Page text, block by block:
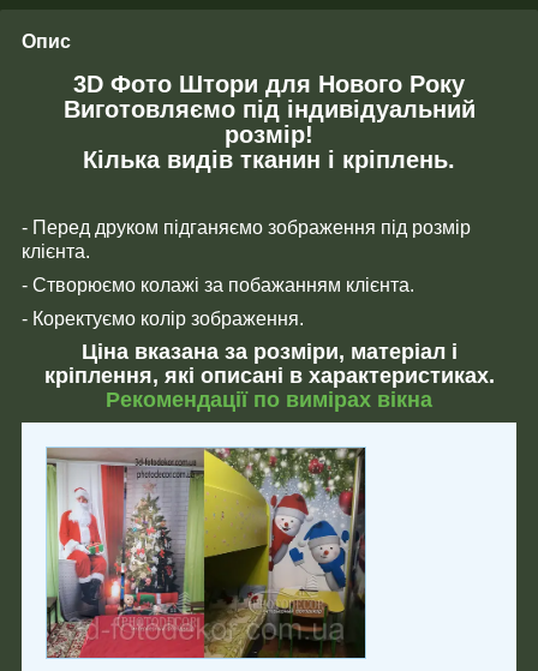
Опис
3D Фото Штори для Нового Року
Виготовляємо під індивідуальний
розмір!
Кілька видів тканин і кріплень.
- Перед друком підганяємо зображення під розмір
клієнта.
- Створюємо колажі за побажанням клієнта.
- Коректуємо колір зображення.
Ціна вказана за розміри, матеріал і
кріплення, які описані в характеристиках.
Рекомендації по вимірах вікна